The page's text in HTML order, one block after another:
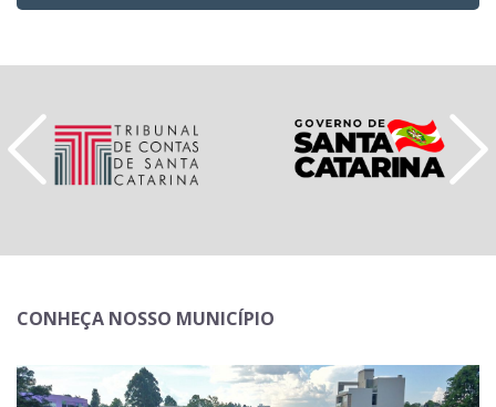
CONHEÇA NOSSO MUNICÍPIO